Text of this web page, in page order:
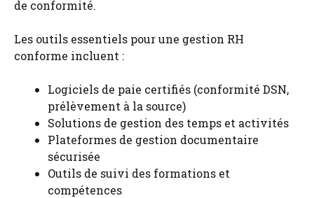
de conformité.
Les outils essentiels pour une gestion RH
conforme incluent :
Logiciels de paie certifiés (conformité DSN,
prélèvement à la source)
Solutions de gestion des temps et activités
Plateformes de gestion documentaire
sécurisée
Outils de suivi des formations et
compétences